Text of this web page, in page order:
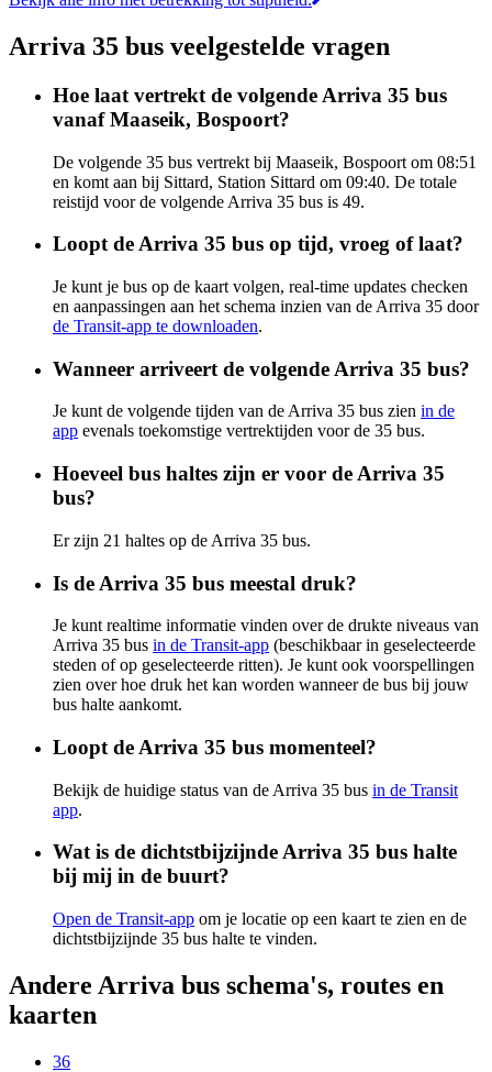
Arriva 35 bus veelgestelde vragen
Hoe laat vertrekt de volgende Arriva 35 bus
vanaf Maaseik, Bospoort?
De volgende 35 bus vertrekt bij Maaseik, Bospoort om 08:51
en komt aan bij Sittard, Station Sittard om 09:40. De totale
reistijd voor de volgende Arriva 35 bus is 49.
Loopt de Arriva 35 bus op tijd, vroeg of laat?
Je kunt je bus op de kaart volgen, real-time updates checken
en aanpassingen aan het schema inzien van de Arriva 35 door
de Transit-app te downloaden.
Wanneer arriveert de volgende Arriva 35 bus?
Je kunt de volgende tijden van de Arriva 35 bus zien in de
app evenals toekomstige vertrektijden voor de 35 bus.
Hoeveel bus haltes zijn er voor de Arriva 35
bus?
Er zijn 21 haltes op de Arriva 35 bus.
Is de Arriva 35 bus meestal druk?
Je kunt realtime informatie vinden over de drukte niveaus van
Arriva 35 bus in de Transit-app (beschikbaar in geselecteerde
steden of op geselecteerde ritten). Je kunt ook voorspellingen
zien over hoe druk het kan worden wanneer de bus bij jouw
bus halte aankomt.
Loopt de Arriva 35 bus momenteel?
Bekijk de huidige status van de Arriva 35 bus in de Transit
app.
Wat is de dichtstbijzijnde Arriva 35 bus halte
bij mij in de buurt?
Open de Transit-app om je locatie op een kaart te zien en de
dichtstbijzijnde 35 bus halte te vinden.
Andere Arriva bus schema's, routes en
kaarten
36